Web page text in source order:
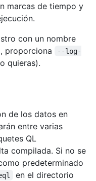
marcas de tiempo y
con un nombre
proporciona
--log-
quieras).
de los datos en
entre varias
QL
compilada. Si no se
predeterminado
en el directorio